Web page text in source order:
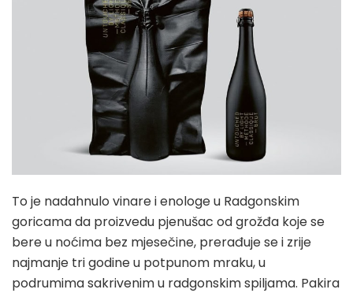
To je nadahnulo vinare i enologe u Radgonskim
goricama da proizvedu pjenušac od grožđa koje se
bere u noćima bez mjesečine, prerađuje se i zrije
najmanje tri godine u potpunom mraku, u
podrumima sakrivenim u radgonskim spiljama. Pakira